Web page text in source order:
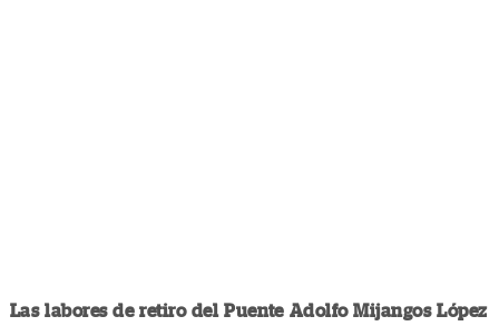
Las labores de retiro del Puente Adolfo Mijangos López